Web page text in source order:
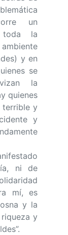
un
toda la
y en
se
la
quienes
terrible y
y
ni de
mí, es
y la
y